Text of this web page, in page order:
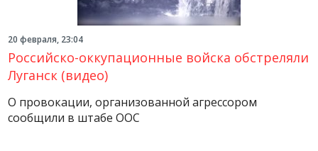
20 февраля, 23:04
Российско-оккупационные войска обстреляли
Луганск (видео)
О провокации, организованной агрессором
сообщили в штабе ООС